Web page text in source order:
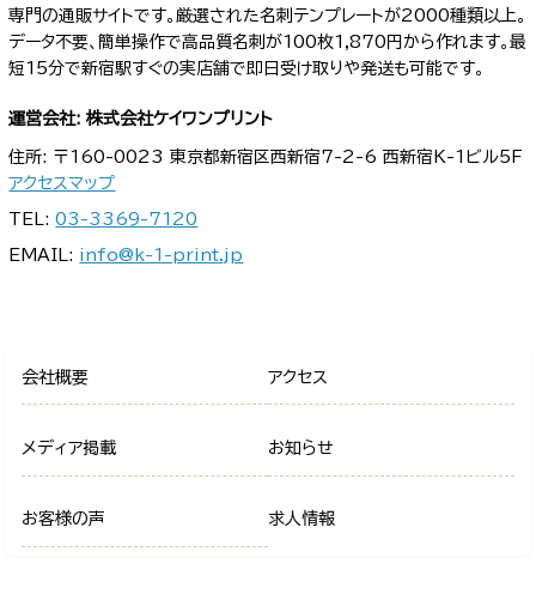
専門の通販サイトです。厳選された名刺テンプレートが2000種類以上。
データ不要、簡単操作で高品質名刺が100枚1,870円から作れます。最
短15分で新宿駅すぐの実店舗で即日受け取りや発送も可能です。
運営会社: 株式会社ケイワンプリント
住所: 〒160-0023 東京都新宿区西新宿7-2-6 西新宿K-1ビル5F
アクセスマップ
TEL:03-3369-7120
EMAIL: info@k-1-print.jp
会社概要 アクセス
メディア掲載 お知らせ
お客様の声 求人情報